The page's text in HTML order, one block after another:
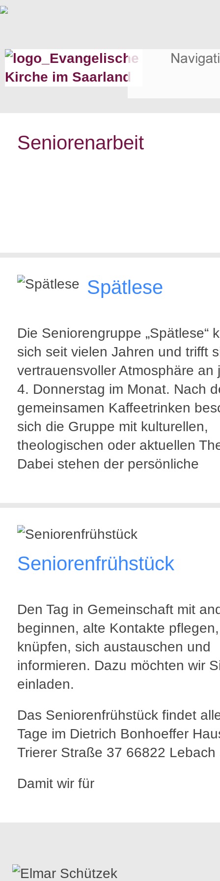
Seniorenarbeit
Spätlese
Die Seniorengruppe „Spätlese“
sich seit vielen Jahren und trifft
vertrauensvoller Atmosphäre an
4. Donnerstag im Monat. Nach
gemeinsamen Kaffeetrinken
sich die Gruppe mit kulturellen,
theologischen oder aktuellen
Dabei stehen der persönliche
Seniorenfrühstück
Den Tag in Gemeinschaft mit
beginnen, alte Kontakte
knüpfen, sich austauschen und
informieren. Dazu möchten wir
einladen.
Das Seniorenfrühstück findet
Tage im Dietrich Bonhoeffer
Trierer Straße 37 66822
Damit wir für